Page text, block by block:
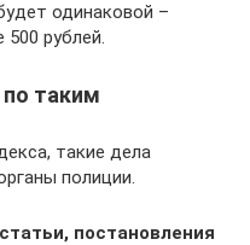
одинаковой –
рублей.
таким
такие дела
полиции.
постановления